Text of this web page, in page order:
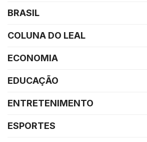
BRASIL
COLUNA DO LEAL
ECONOMIA
EDUCAÇÃO
ENTRETENIMENTO
ESPORTES